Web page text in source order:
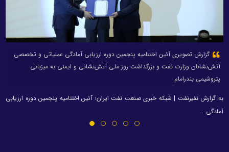
گزارش تصویری آئین اختتامیه پنجمین دوره ارزیابی آمادگی عملیاتی و تخصصی
آتش‌نشانان وزارت نفت و بزرگداشت روز ملی آتش‌نشانی و ایمنی به میزبانی
پتروشیمی بندرامام
به گزارش نفیرنفت | شبکه خبری صنعت نفت ایران؛ آئین اختتامیه پنجمین دوره ارزیابی
آمادگی…